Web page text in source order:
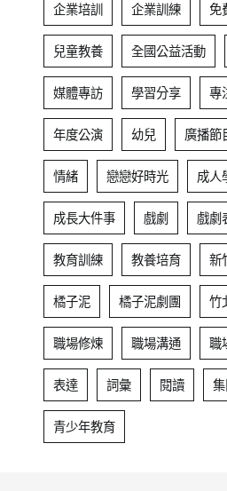
企業培訓 企業訓練 免
兒童教養 全國公益活動
媒體專訪 學習分享 專
年度公演 幼兒 廣播節
情緒 戀戀好時光 成人
成長大件事 戲劇 戲劇
教育訓練 教養培育 新
橘子泥 橘子泥劇團 竹
職場修煉 職場溝通 職
表達 詞彙 閱讀
青少年教育